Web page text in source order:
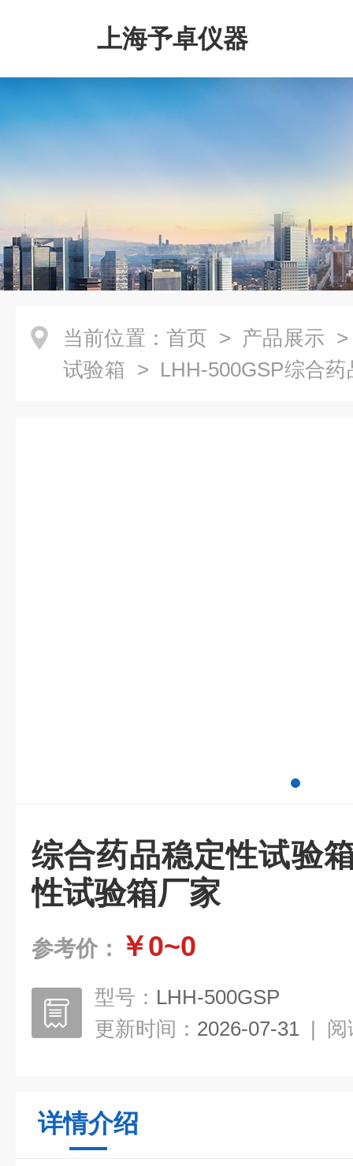
上海予卓仪器
当前位置： 首页 > 产品展示
试验箱 > LHH-500GSP综合
综合药品稳定性试验
性试验箱厂家
参考价： ￥0~0
型号： LHH-500GSP
更新时间： 2026-07-31 | 阅
详情介绍